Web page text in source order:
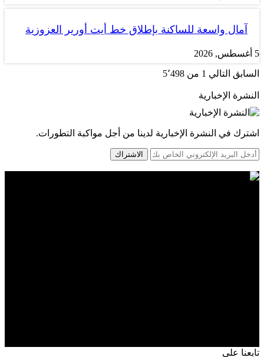
آمال واسعة للساكنة بإطلاق خط أيت أورير العزوزية
5 أغسطس, 2026
السابق التالي 1 من 5٬498
النشرة الإخبارية
اشترك في النشرة الإخبارية لدينا من أجل مواكبة التطورات.
الاشتراك
تابعنا على